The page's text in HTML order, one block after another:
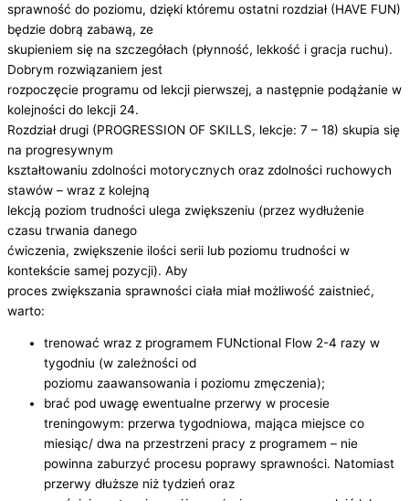
sprawność do poziomu, dzięki któremu ostatni rozdział (HAVE FUN)
będzie dobrą zabawą, ze
skupieniem się na szczegółach (płynność, lekkość i gracja ruchu).
Dobrym rozwiązaniem jest
rozpoczęcie programu od lekcji pierwszej, a następnie podążanie w
kolejności do lekcji 24.
Rozdział drugi (PROGRESSION OF SKILLS, lekcje: 7 – 18) skupia się
na progresywnym
kształtowaniu zdolności motorycznych oraz zdolności ruchowych
stawów – wraz z kolejną
lekcją poziom trudności ulega zwiększeniu (przez wydłużenie
czasu trwania danego
ćwiczenia, zwiększenie ilości serii lub poziomu trudności w
kontekście samej pozycji). Aby
proces zwiększania sprawności ciała miał możliwość zaistnieć,
warto:
trenować wraz z programem FUNctional Flow 2-4 razy w
tygodniu (w zależności od
poziomu zaawansowania i poziomu zmęczenia);
brać pod uwagę ewentualne przerwy w procesie
treningowym: przerwa tygodniowa, mająca miejsce co
miesiąc/ dwa na przestrzeni pracy z programem – nie
powinna zaburzyć procesu poprawy sprawności. Natomiast
przerwy dłuższe niż tydzień oraz